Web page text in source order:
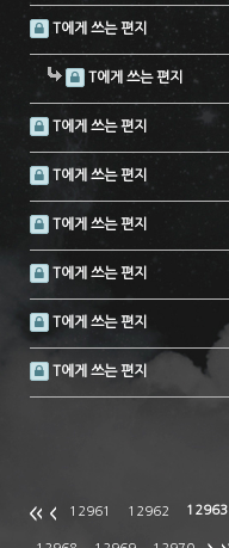
T에게 쓰는 편지
T에게 쓰는 편지
T에게 쓰는 편지
T에게 쓰는 편지
T에게 쓰는 편지
T에게 쓰는 편지
T에게 쓰는 편지
T에게 쓰는 편지
12961 12962 12963